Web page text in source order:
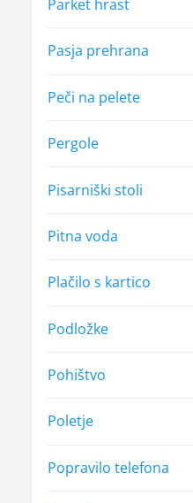
Parket hrast
Pasja prehrana
Peči na pelete
Pergole
Pisarniški stoli
Pitna voda
Plačilo s kartico
Podložke
Pohištvo
Poletje
Popravilo telefona